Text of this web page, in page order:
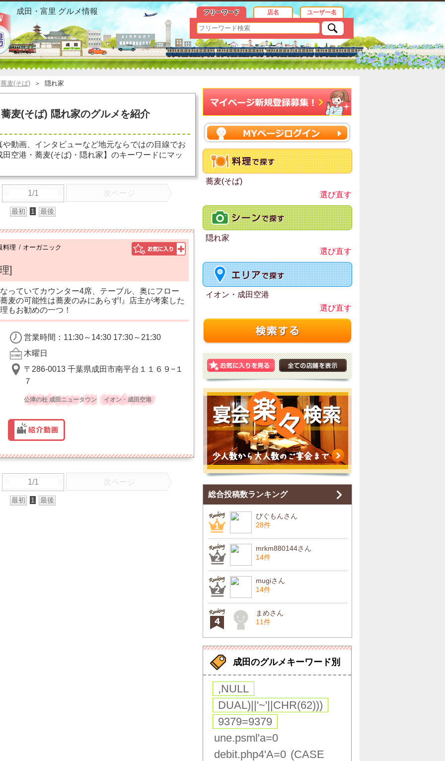
イオン・成田空港 蕎麦(そば) 隠れ家 お勧めグルメ おすすめ情報
成田・富里 グルメ情報 フリーワード 店名 ユーザー名
蕎麦(そば) ＞ 隠れ家
麦(そば) 隠れ家のグルメを紹介
動画、インタビューなど地元ならではの目線でお
空港・蕎麦(そば)・隠れ家】のキーワードにマッ
1/1 次ページ
最初 1 最後
料理 / オーガニック
]
っていてカウンター4席、テーブル、奥にフロー
麦の可能性は蕎麦のみにあらず!』店主が考案した
もお勧めの一つ！
営業時間：11:30～14:30 17:30～21:30
木曜日
〒286-0013 千葉県成田市南平台１１６９−１
７
公津の杜 成田ニュータウン イオン・成田空港
1/1 次ページ
最初 1 最後
蕎麦(そば)
選び直す
隠れ家
選び直す
イオン・成田空港
選び直す
総合投稿数ランキング
ぴぐもんさん
28件
mrkm880144さん
14件
mugiさん
14件
まめさん
11件
成田のグルメキーワード別
,NULL
DUAL)||'~'||CHR(62)))
9379=9379
une.psml'a=0
debit.php4'A=0 (CASE